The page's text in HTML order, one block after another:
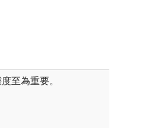
至為重要。